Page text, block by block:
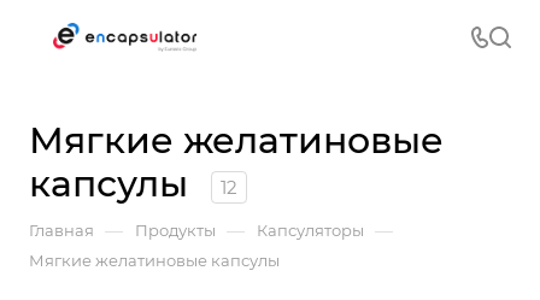
Мягкие желатиновые
капсулы
12
Главная — Продукты — Капсуляторы —
Мягкие желатиновые капсулы